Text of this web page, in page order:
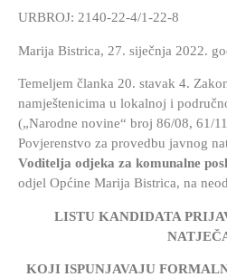
URBROJ: 2140-22-4/1-22-8
Marija Bistrica, 27. siječnja 2022.
Temeljem članka 20. stavak 4.
namještenicima u lokalnoj i
(„Narodne novine“ broj 86/08, 61/
Povjerenstvo za provedbu javnog
Voditelja odjeka za komunalne
odjel Općine Marija Bistrica, na
LISTU KANDIDATA
KOJI ISPUNJAVAJU